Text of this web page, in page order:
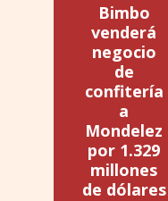
Bimbo
venderá
negocio
de
confitería
a
Mondelez
por 1.329
millones
de dólares